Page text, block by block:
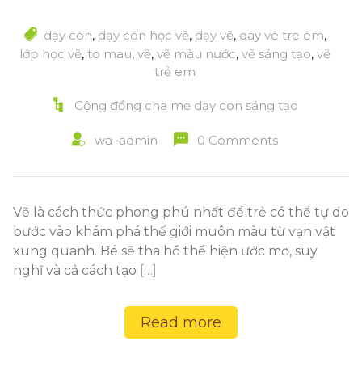
dạy con, dạy con học vẽ, dạy vẽ, day ve tre em,
lớp học vẽ, to mau, vẽ, vẽ màu nước, vẽ sáng tạo, vẽ
trẻ em
Cộng đồng cha mẹ dạy con sáng tạo
wa_admin 0 Comments
Vẽ là cách thức phong phú nhất để trẻ có thể tự do
bước vào khám phá thế giới muôn màu từ vạn vật
xung quanh. Bé sẽ tha hồ thể hiện ước mơ, suy
nghĩ và cả cách tạo […]
Read more